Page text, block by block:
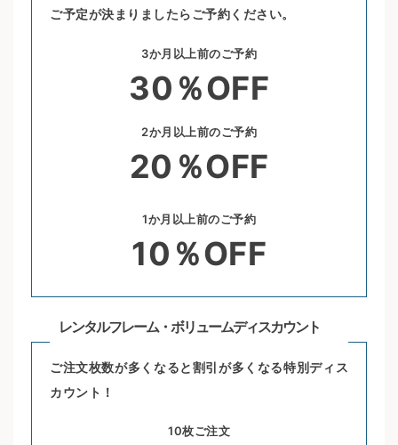
ご予定が決まりましたらご予約ください。
3か月以上前のご予約
30％OFF
2か月以上前のご予約
20％OFF
1か月以上前のご予約
10％OFF
レンタルフレーム・ボリュームディスカウント
ご注文枚数が多くなると割引が多くなる特別ディス
カウント！
10枚ご注文